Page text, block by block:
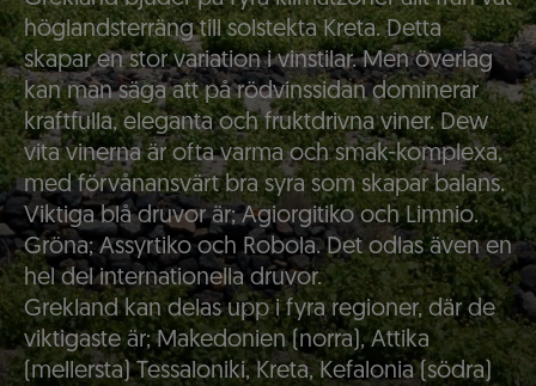
höglandsterräng till solstekta Kreta. Detta
skapar en stor variation i vinstilar. Men överlag
kan man säga att på rödvinssidan dominerar
kraftfulla, eleganta och fruktdrivna viner. Dew
vita vinerna är ofta varma och smak-komplexa,
med förvånansvärt bra syra som skapar balans.
Viktiga blå druvor är; Agiorgitiko och Limnio.
Gröna; Assyrtiko och Robola. Det odlas även en
hel del internationella druvor.
Grekland kan delas upp i fyra regioner, där de
viktigaste är; Makedonien (norra), Attika
(mellersta) Tessaloniki, Kreta, Kefalonia (södra)